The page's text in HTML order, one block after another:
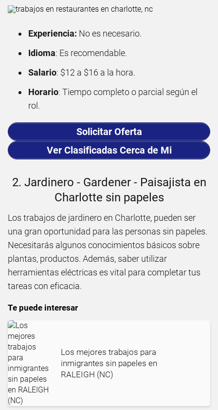
Experiencia: No es necesario.
Idioma: Es recomendable.
Salario: $12 a $16 a la hora.
Horario: Tiempo completo o parcial según el
rol.
Solicitar Oferta
Ver Clasificadas Cerca de Mi
2. Jardinero - Gardener - Paisajista en
Charlotte sin papeles
Los trabajos de jardinero en Charlotte, pueden ser
una gran oportunidad para las personas sin papeles.
Necesitarás algunos conocimientos básicos sobre
plantas, productos. Además, saber utilizar
herramientas eléctricas es vital para completar tus
tareas con eficacia.
Te puede interesar
Los mejores trabajos para
inmigrantes sin papeles en
RALEIGH (NC)